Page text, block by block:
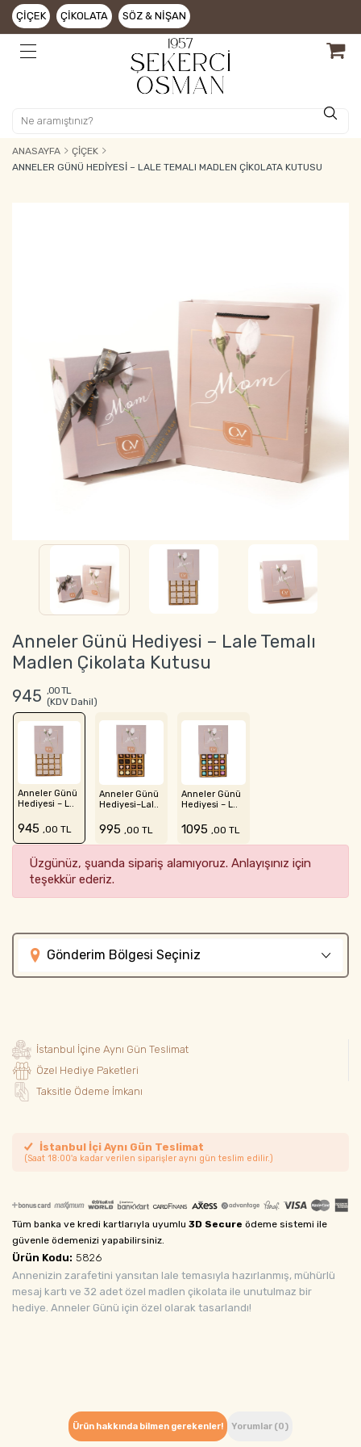
ÇIÇEK ÇIKOLATA SÖZ & NIŞAN
ANASAYFA
ÇIÇEK
ANNELER GÜNÜ HEDIYESI – LALE TEMALI MADLEN ÇIKOLATA KUTUSU
Anneler Günü Hediyesi – Lale Temalı
Madlen Çikolata Kutusu
945 ,00 TL
(KDV Dahil)
Anneler Günü
Hediyesi – L..
945 ,00 TL
Anneler Günü
Hediyesi–Lal..
995 ,00 TL
Anneler Günü
Hediyesi – L..
1095 ,00 TL
Üzgünüz, şuanda sipariş alamıyoruz. Anlayışınız için
teşekkür ederiz.
Gönderim Bölgesi Seçiniz
İstanbul İçine Aynı Gün Teslimat
Özel Hediye Paketleri
Taksitle Ödeme İmkanı
İstanbul İçi Aynı Gün Teslimat
(Saat 18:00'a kadar verilen siparişler aynı gün teslim edilir.)
Tüm banka ve kredi kartlarıyla uyumlu 3D Secure ödeme sistemi ile
güvenle ödemenizi yapabilirsiniz.
Ürün Kodu: 5826
Annenizin zarafetini yansıtan lale temasıyla hazırlanmış, mühürlü
mesaj kartı ve 32 adet özel madlen çikolata ile unutulmaz bir
hediye. Anneler Günü için özel olarak tasarlandı!
Ürün hakkında bilmen gerekenler! Yorumlar (0)